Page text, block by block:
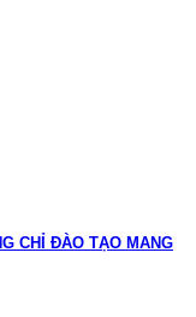
CHỈ ĐÀO TẠO MANG